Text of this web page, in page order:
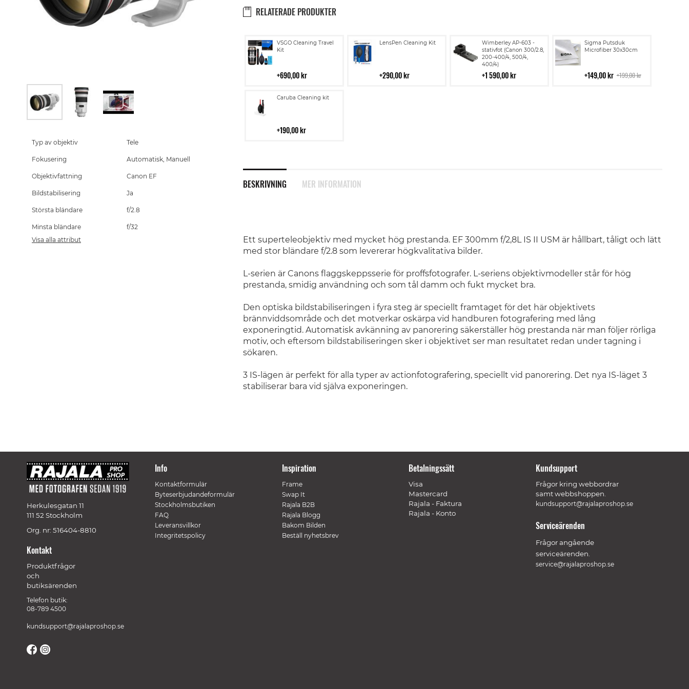
RELATERADE PRODUKTER
VSGO Cleaning Travel
Kit
690,00 kr
Lägg
till
LensPen Cleaning Kit
290,00 kr
Lägg
Wimberley AP-603 -
stativfot (Canon 300/2.8,
200-400/4, 500/4,
400/4)
1 590,00 kr
Lägg
till
i
kundvagn
Sigma Putsduk
Microfiber 30x30cm
149,00 kr 199,00 kr
Lägg
till
Caruba Cleaning kit
190,00 kr
Lägg
BESKRIVNING
Ett superteleobjektiv med mycket hög prestanda. EF 300mm f/2,8L IS II USM är hållbart, tåligt och lätt
med stor bländare f/2.8 som levererar högkvalitativa bilder.
L-serien är Canons flaggskeppsserie för proffsfotografer. L-seriens objektivmodeller står för hög
prestanda, smidig användning och som tål damm och fukt mycket bra.
Den optiska bildstabiliseringen i fyra steg är speciellt framtaget för det här objektivets
brännviddsområde och det motverkar oskärpa vid handburen fotografering med lång
exponeringtid. Automatisk avkänning av panorering säkerställer hög prestanda när man följer rörliga
motiv, och eftersom bildstabiliseringen sker i objektivet ser man resultatet redan under tagning i
sökaren.
3 IS-lägen är perfekt för alla typer av actionfotografering, speciellt vid panorering. Det nya IS-läget 3
stabiliserar bara vid själva exponeringen.
MER INFORMATION
the
images
Typ av objektiv Tele
Fokusering Automatisk, Manuell
Objektivfattning Canon EF
Bildstabilisering Ja
Största bländare f/2.8
Minsta bländare
f/32
Visa alla attribut
Herkulesgatan 11
111 52 Stockholm
Org. nr: 516404-8810
Kontakt
Produktfrågor
och
butiksärenden
Telefon butik:
08-789 4500
kundsupport@rajalaproshop.se
Info
Kontaktformulär
Byteserbjudandeformulär
Stockholmsbutiken
FAQ
Leveransvillkor
Integritetspolicy
Inspiration
Frame
Swap It
Rajala B2B
Rajala Blogg
Bakom Bilden
Beställ nyhetsbrev
Betalningssätt
Visa
Mastercard
Rajala - Faktura
Rajala - Konto
Kundsupport
Frågor kring webbordrar
samt webbshoppen.
kundsupport@rajalaproshop.se
Serviceärenden
Frågor angående
serviceärenden.
service@rajalaproshop.se